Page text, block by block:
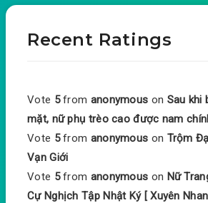
Recent Ratings
Vote 5 from anonymous on Sau khi
mặt, nữ phụ trèo cao được nam
Vote 5 from anonymous on Trộm
Vạn Giới
Vote 5 from anonymous on Nữ
Cự Nghịch Tập Nhật Ký [ Xuyên